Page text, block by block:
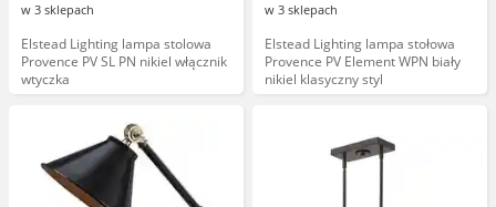
w 3 sklepach
Elstead Lighting lampa stolowa
Provence PV SL PN nikiel włącznik
wtyczka
w 3 sklepach
Elstead Lighting lampa stołowa
Provence PV Element WPN biały
nikiel klasyczny styl